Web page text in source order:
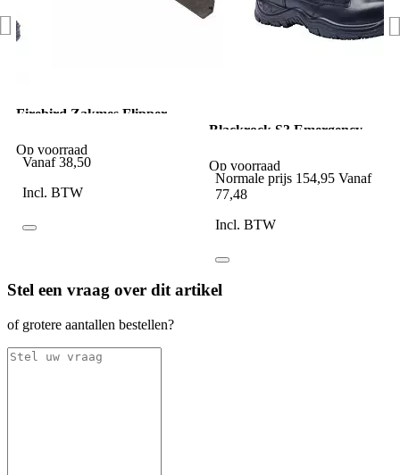
Firebird Zakmes Flipper
Op voorraad
Vanaf 38,50
Incl. BTW
Blackrock S3 Emergency
Veiligheidsschoen zwart
Op voorraad
Normale prijs 154,95 Vanaf
77,48
Incl. BTW
Stel een vraag over dit artikel
of grotere aantallen bestellen?